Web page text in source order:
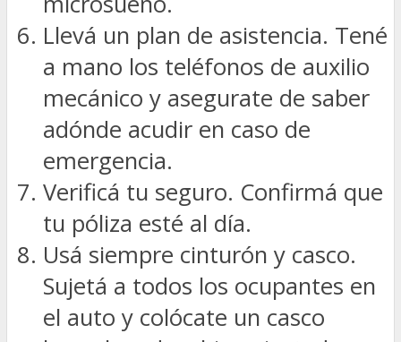
Llevá un plan de asistencia. Tené
a mano los teléfonos de auxilio
mecánico y asegurate de saber
adónde acudir en caso de
emergencia.
Verificá tu seguro. Confirmá que
tu póliza esté al día.
Usá siempre cinturón y casco.
Sujetá a todos los ocupantes en
el auto y colócate un casco